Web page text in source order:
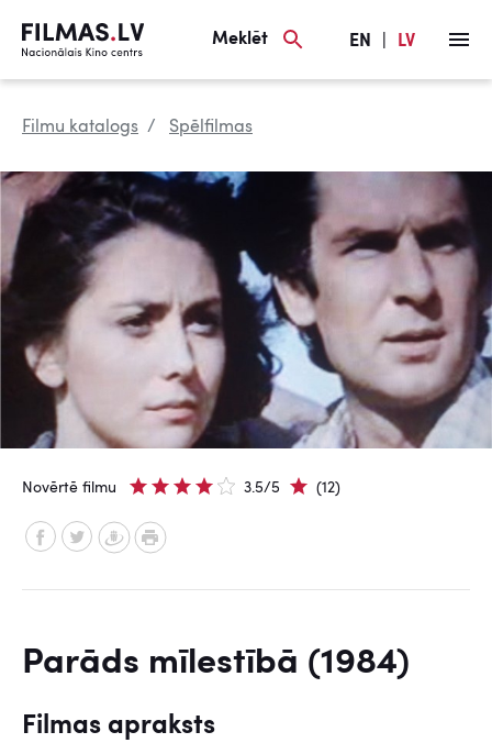
Meklēt EN LV
Filmu katalogs Spēlfilmas
Novērtē filmu 3.5/5 (12)
Parāds mīlestībā (1984)
Filmas apraksts